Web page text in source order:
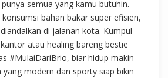
semua yang kamu butuhin.
bahan bakar super efisien,
di jalanan kota. Kumpul
atau healing bareng bestie
#MulaiDariBrio, biar hidup makin
yang modern dan sporty siap bikin